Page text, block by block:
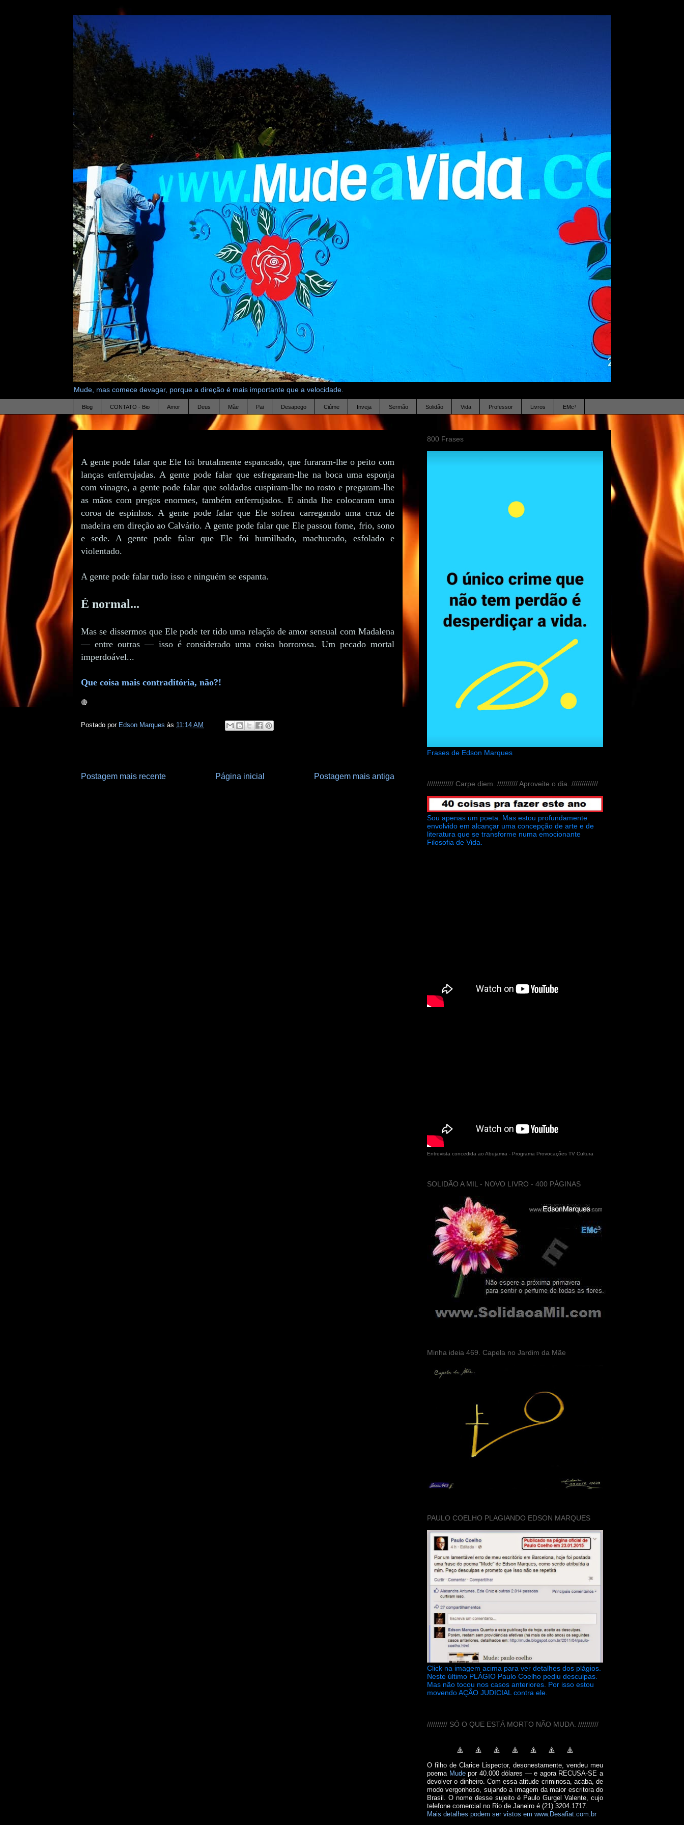
Mude, mas comece devagar, porque a direção é mais importante que a velocidade.
Blog CONTATO - Bio Amor Deus Mãe Pai Desapego Ciúme Inveja Sermão Solidão Vida Professor Livros EMc³
A gente pode falar que Ele foi brutalmente espancado, que furaram-lhe o peito com
lanças enferrujadas. A gente pode falar que esfregaram-lhe na boca uma esponja
com vinagre, a gente pode falar que soldados cuspiram-lhe no rosto e pregaram-lhe
as mãos com pregos enormes, também enferrujados. E ainda lhe colocaram uma
coroa de espinhos. A gente pode falar que Ele sofreu carregando uma cruz de
madeira em direção ao Calvário. A gente pode falar que Ele passou fome, frio, sono
e sede. A gente pode falar que Ele foi humilhado, machucado, esfolado e
violentado.
A gente pode falar tudo isso e ninguém se espanta.
É normal...
Mas se dissermos que Ele pode ter tido uma relação de amor sensual com Madalena
— entre outras — isso é considerado uma coisa horrorosa. Um pecado mortal
imperdoável...
Que coisa mais contraditória, não?!
🔴
Postado por Edson Marques às 11:14 AM
Postagem mais recente Postagem mais antiga
Página inicial
800 Frases
Frases de Edson Marques
///////////// Carpe diem. ////////// Aproveite o dia. /////////////
Sou apenas um poeta. Mas estou profundamente
envolvido em alcançar uma concepção de arte e de
literatura que se transforme numa emocionante
Filosofia de Vida.
Entrevista concedida ao Abujamra - Programa Provocações TV Cultura
SOLIDÃO A MIL - NOVO LIVRO - 400 PÁGINAS
Minha ideia 469. Capela no Jardim da Mãe
PAULO COELHO PLAGIANDO EDSON MARQUES
Click na imagem acima para ver detalhes dos plágios.
Neste último PLÁGIO Paulo Coelho pediu desculpas.
Mas não tocou nos casos anteriores. Por isso estou
movendo AÇÃO JUDICIAL contra ele.
////////// SÓ O QUE ESTÁ MORTO NÃO MUDA. //////////
O filho de Clarice Lispector, desonestamente, vendeu meu
poema Mudepor 40.000 dólares — e agora RECUSA-SE a
devolver o dinheiro. Com essa atitude criminosa, acaba, de
modo vergonhoso, sujando a imagem da maior escritora do
Brasil. O nome desse sujeito é Paulo Gurgel Valente, cujo
telefone comercial no Rio de Janeiro é (21) 3204.1717.
Mais detalhes podem ser vistos em www.Desafiat.com.br